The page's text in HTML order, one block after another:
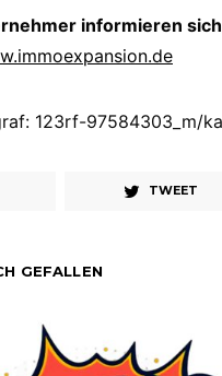
informieren sich
123rf-97584303_m/
TWEET
GEFALLEN